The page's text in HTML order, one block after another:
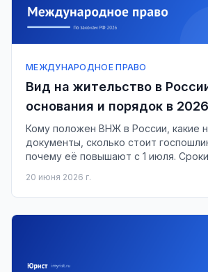
МЕЖДУНАРОДНОЕ ПРАВО
Вид на жительство в
основания и порядок в
Кому положен ВНЖ в России, какие
документы, сколько стоит
почему её повышают с 1 июля. Сроки,
20 июня 2026 г.